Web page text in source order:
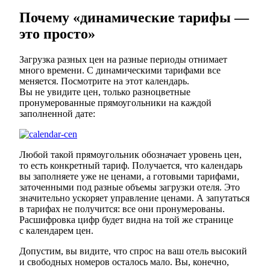
Почему «динамические тарифы —
это просто»
Загрузка разных цен на разные периоды отнимает
много времени. С динамическими тарифами все
меняется. Посмотрите на этот календарь.
Вы не увидите цен, только разноцветные
пронумерованные прямоугольники на каждой
заполненной дате:
Любой такой прямоугольник обозначает уровень цен,
то есть конкретный тариф. Получается, что календарь
вы заполняете уже не ценами, а готовыми тарифами,
заточенными под разные объемы загрузки отеля. Это
значительно ускоряет управление ценами. А запутаться
в тарифах не получится: все они пронумерованы.
Расшифровка цифр будет видна на той же странице
с календарем цен.
Допустим, вы видите, что спрос на ваш отель высокий
и свободных номеров осталось мало. Вы, конечно,